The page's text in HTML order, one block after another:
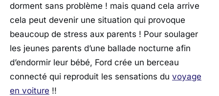
dorment sans problème ! mais quand cela arrive
cela peut devenir une situation qui provoque
beaucoup de stress aux parents ! Pour soulager
les jeunes parents d’une ballade nocturne afin
d’endormir leur bébé, Ford crée un berceau
connecté qui reproduit les sensations du voyage
en voiture !!